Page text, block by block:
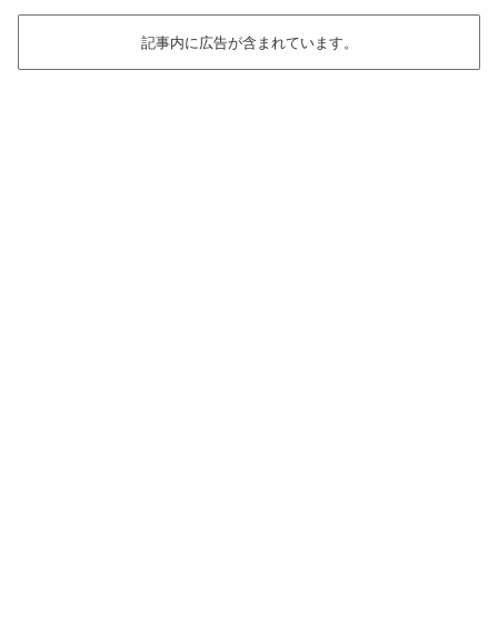
記事内に広告が含まれています。